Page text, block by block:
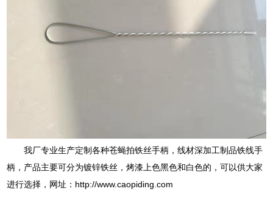
我厂专业生产定制各种苍蝇拍铁丝手柄，线材深加工制品铁线手
柄，产品主要可分为镀锌铁丝，烤漆上色黑色和白色的，可以供大家
进行选择，网址：http://www.caopiding.com